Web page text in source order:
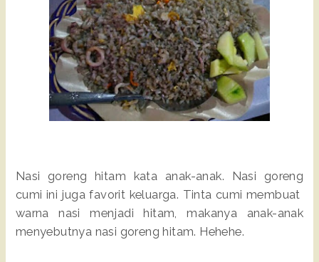
Nasi goreng hitam kata anak-anak. Nasi goreng
cumi ini juga favorit keluarga. Tinta cumi membuat
warna nasi menjadi hitam, makanya anak-anak
menyebutnya nasi goreng hitam. Hehehe.